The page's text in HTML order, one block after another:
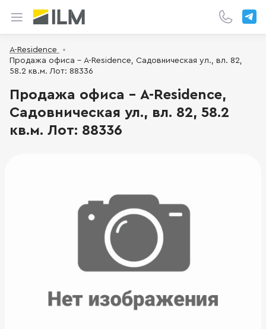
A-Residence
Продажа офиса - A-Residence, Садовническая ул., вл. 82,
58.2 кв.м. Лот: 88336
Продажа офиса - A-Residence,
Садовническая ул., вл. 82, 58.2
кв.м. Лот: 88336